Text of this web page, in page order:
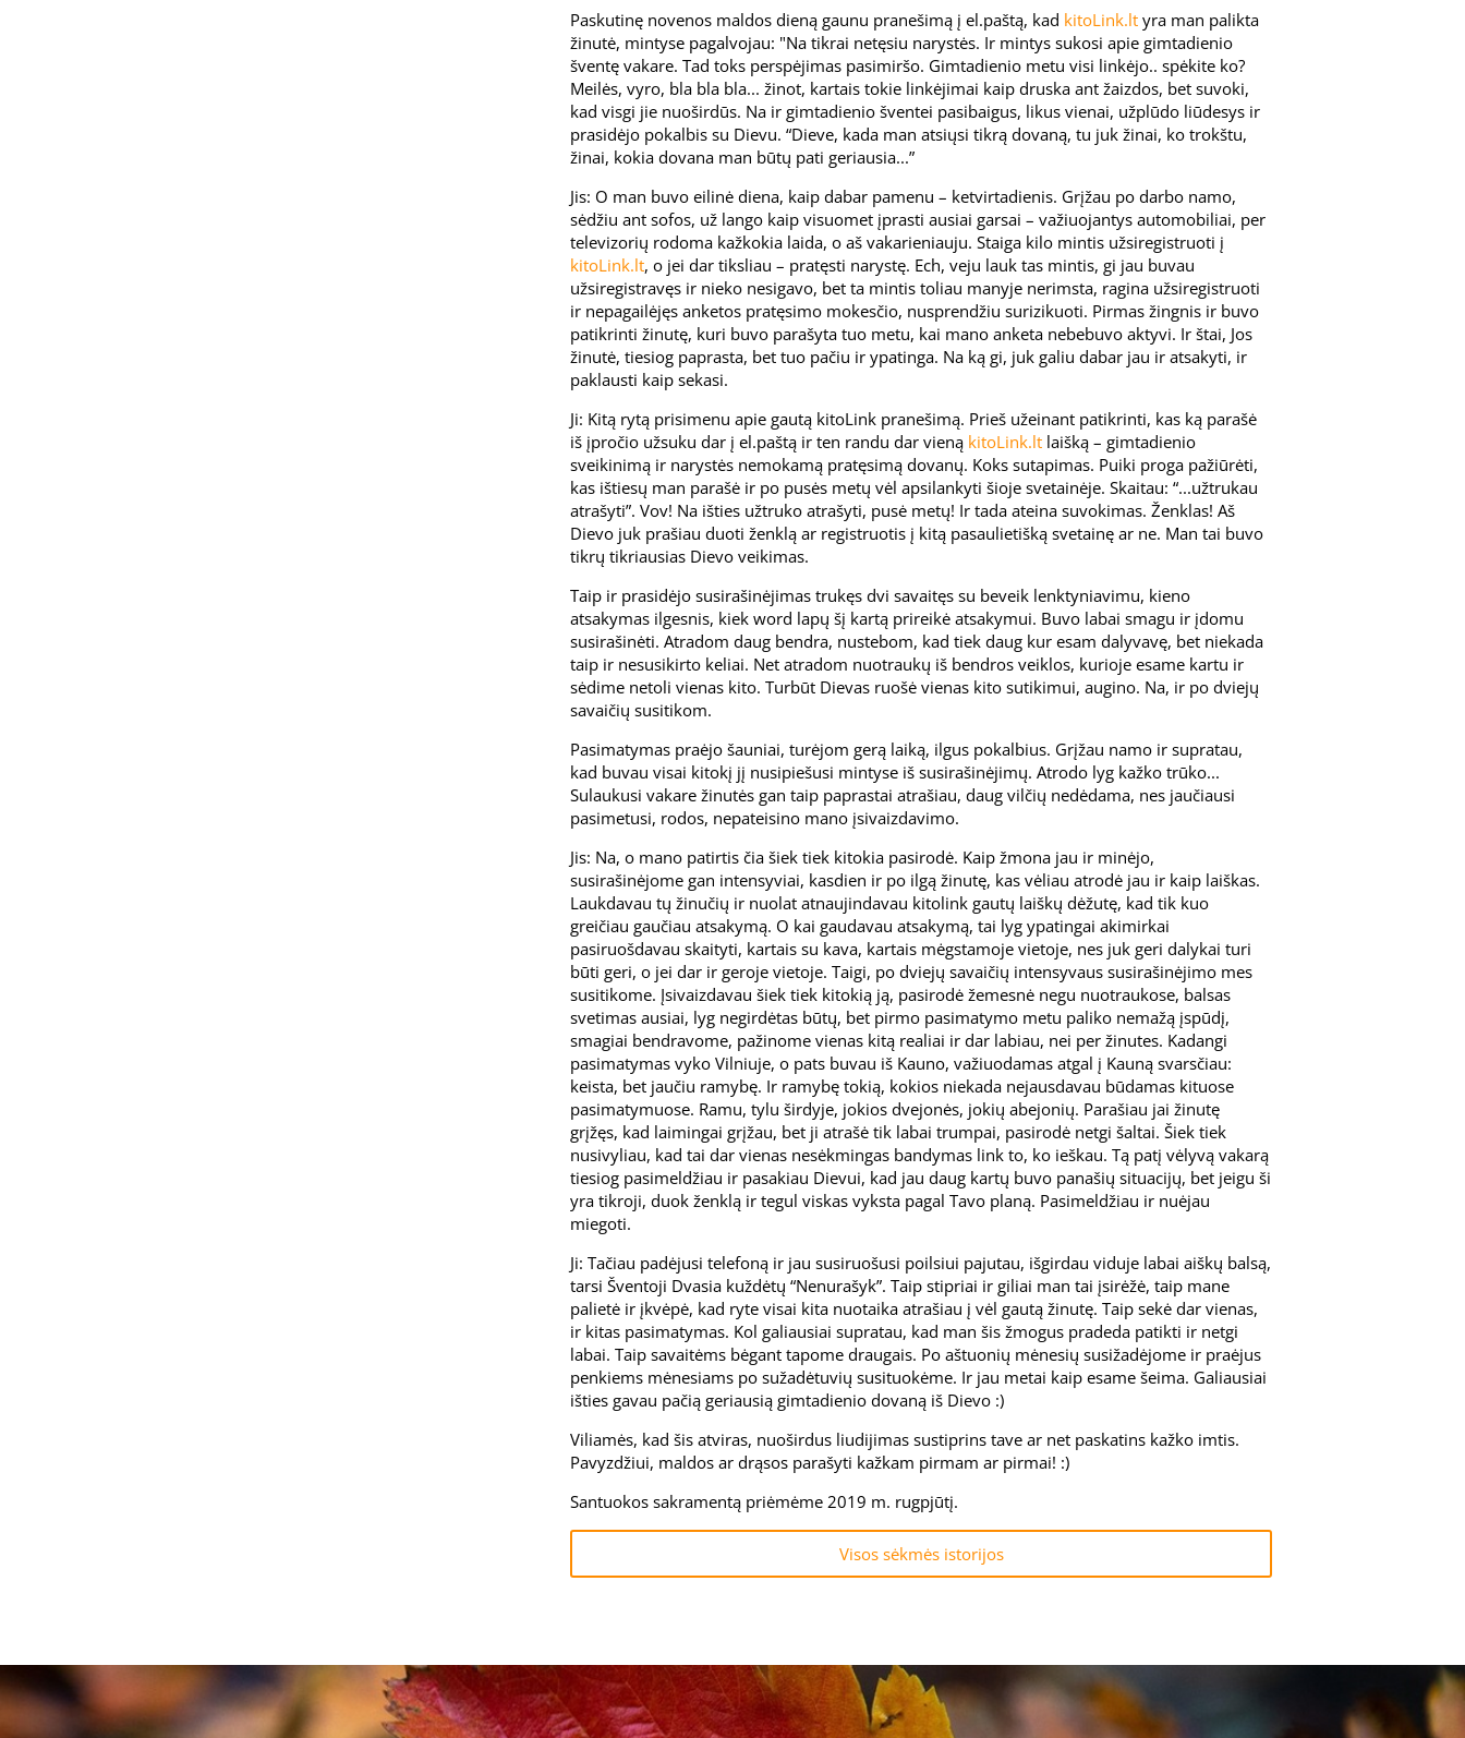
Paskutinę novenos maldos dieną gaunu pranešimą į el.paštą, kad kitoLink.lt yra man palikta
žinutė, mintyse pagalvojau: "Na tikrai netęsiu narystės. Ir mintys sukosi apie gimtadienio
šventę vakare. Tad toks perspėjimas pasimiršo. Gimtadienio metu visi linkėjo.. spėkite ko?
Meilės, vyro, bla bla bla... žinot, kartais tokie linkėjimai kaip druska ant žaizdos, bet suvoki,
kad visgi jie nuoširdūs. Na ir gimtadienio šventei pasibaigus, likus vienai, užplūdo liūdesys ir
prasidėjo pokalbis su Dievu. “Dieve, kada man atsiųsi tikrą dovaną, tu juk žinai, ko trokštu,
žinai, kokia dovana man būtų pati geriausia...”
Jis: O man buvo eilinė diena, kaip dabar pamenu – ketvirtadienis. Grįžau po darbo namo,
sėdžiu ant sofos, už lango kaip visuomet įprasti ausiai garsai – važiuojantys automobiliai, per
televizorių rodoma kažkokia laida, o aš vakarieniauju. Staiga kilo mintis užsiregistruoti į
kitoLink.lt, o jei dar tiksliau – pratęsti narystę. Ech, veju lauk tas mintis, gi jau buvau
užsiregistravęs ir nieko nesigavo, bet ta mintis toliau manyje nerimsta, ragina užsiregistruoti
ir nepagailėjęs anketos pratęsimo mokesčio, nusprendžiu surizikuoti. Pirmas žingnis ir buvo
patikrinti žinutę, kuri buvo parašyta tuo metu, kai mano anketa nebebuvo aktyvi. Ir štai, Jos
žinutė, tiesiog paprasta, bet tuo pačiu ir ypatinga. Na ką gi, juk galiu dabar jau ir atsakyti, ir
paklausti kaip sekasi.
Ji: Kitą rytą prisimenu apie gautą kitoLink pranešimą. Prieš užeinant patikrinti, kas ką parašė
iš įpročio užsuku dar į el.paštą ir ten randu dar vieną kitoLink.lt laišką – gimtadienio
sveikinimą ir narystės nemokamą pratęsimą dovanų. Koks sutapimas. Puiki proga pažiūrėti,
kas ištiesų man parašė ir po pusės metų vėl apsilankyti šioje svetainėje. Skaitau: “...užtrukau
atrašyti”. Vov! Na išties užtruko atrašyti, pusė metų! Ir tada ateina suvokimas. Ženklas! Aš
Dievo juk prašiau duoti ženklą ar registruotis į kitą pasaulietišką svetainę ar ne. Man tai buvo
tikrų tikriausias Dievo veikimas.
Taip ir prasidėjo susirašinėjimas trukęs dvi savaitęs su beveik lenktyniavimu, kieno
atsakymas ilgesnis, kiek word lapų šį kartą prireikė atsakymui. Buvo labai smagu ir įdomu
susirašinėti. Atradom daug bendra, nustebom, kad tiek daug kur esam dalyvavę, bet niekada
taip ir nesusikirto keliai. Net atradom nuotraukų iš bendros veiklos, kurioje esame kartu ir
sėdime netoli vienas kito. Turbūt Dievas ruošė vienas kito sutikimui, augino. Na, ir po dviejų
savaičių susitikom.
Pasimatymas praėjo šauniai, turėjom gerą laiką, ilgus pokalbius. Grįžau namo ir supratau,
kad buvau visai kitokį jį nusipiešusi mintyse iš susirašinėjimų. Atrodo lyg kažko trūko...
Sulaukusi vakare žinutės gan taip paprastai atrašiau, daug vilčių nedėdama, nes jaučiausi
pasimetusi, rodos, nepateisino mano įsivaizdavimo.
Jis: Na, o mano patirtis čia šiek tiek kitokia pasirodė. Kaip žmona jau ir minėjo,
susirašinėjome gan intensyviai, kasdien ir po ilgą žinutę, kas vėliau atrodė jau ir kaip laiškas.
Laukdavau tų žinučių ir nuolat atnaujindavau kitolink gautų laiškų dėžutę, kad tik kuo
greičiau gaučiau atsakymą. O kai gaudavau atsakymą, tai lyg ypatingai akimirkai
pasiruošdavau skaityti, kartais su kava, kartais mėgstamoje vietoje, nes juk geri dalykai turi
būti geri, o jei dar ir geroje vietoje. Taigi, po dviejų savaičių intensyvaus susirašinėjimo mes
susitikome. Įsivaizdavau šiek tiek kitokią ją, pasirodė žemesnė negu nuotraukose, balsas
svetimas ausiai, lyg negirdėtas būtų, bet pirmo pasimatymo metu paliko nemažą įspūdį,
smagiai bendravome, pažinome vienas kitą realiai ir dar labiau, nei per žinutes. Kadangi
pasimatymas vyko Vilniuje, o pats buvau iš Kauno, važiuodamas atgal į Kauną svarsčiau:
keista, bet jaučiu ramybę. Ir ramybę tokią, kokios niekada nejausdavau būdamas kituose
pasimatymuose. Ramu, tylu širdyje, jokios dvejonės, jokių abejonių. Parašiau jai žinutę
grįžęs, kad laimingai grįžau, bet ji atrašė tik labai trumpai, pasirodė netgi šaltai. Šiek tiek
nusivyliau, kad tai dar vienas nesėkmingas bandymas link to, ko ieškau. Tą patį vėlyvą vakarą
tiesiog pasimeldžiau ir pasakiau Dievui, kad jau daug kartų buvo panašių situacijų, bet jeigu ši
yra tikroji, duok ženklą ir tegul viskas vyksta pagal Tavo planą. Pasimeldžiau ir nuėjau
miegoti.
Ji: Tačiau padėjusi telefoną ir jau susiruošusi poilsiui pajutau, išgirdau viduje labai aiškų balsą,
tarsi Šventoji Dvasia kuždėtų “Nenurašyk”. Taip stipriai ir giliai man tai įsirėžė, taip mane
palietė ir įkvėpė, kad ryte visai kita nuotaika atrašiau į vėl gautą žinutę. Taip sekė dar vienas,
ir kitas pasimatymas. Kol galiausiai supratau, kad man šis žmogus pradeda patikti ir netgi
labai. Taip savaitėms bėgant tapome draugais. Po aštuonių mėnesių susižadėjome ir praėjus
penkiems mėnesiams po sužadėtuvių susituokėme. Ir jau metai kaip esame šeima. Galiausiai
išties gavau pačią geriausią gimtadienio dovaną iš Dievo :)
Viliamės, kad šis atviras, nuoširdus liudijimas sustiprins tave ar net paskatins kažko imtis.
Pavyzdžiui, maldos ar drąsos parašyti kažkam pirmam ar pirmai! :)
Santuokos sakramentą priėmėme 2019 m. rugpjūtį.
Visos sėkmės istorijos